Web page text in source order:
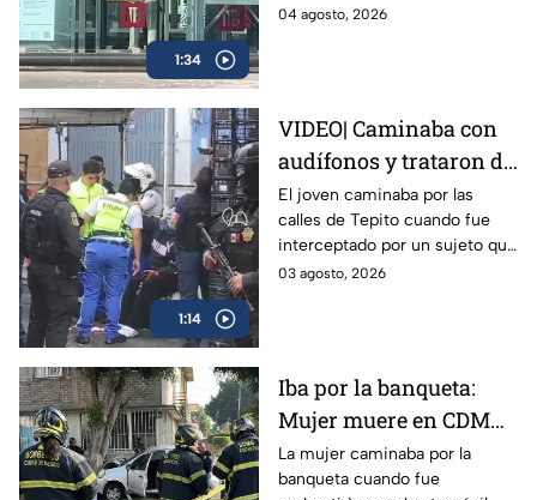
1:34
estación Volcán de Fuego en el
04 agosto, 2026
1:14
VIDEO| Caminaba con
audífonos y trataron de
robarle: Joven recibe 8
puñaladas en Tepito
tras resistirse a un
asalto
El joven caminaba por las
calles de Tepito cuando fue
interceptado por un sujeto que
le exigió sus pertenencias y al
03 agosto, 2026
Iba por la banqueta:
Mujer muere en CDMX
y detienen a conductor
La mujer caminaba por la
banqueta cuando fue